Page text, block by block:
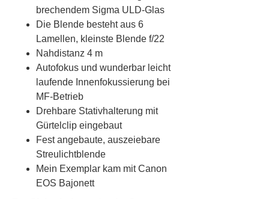
brechendem Sigma ULD-Glas
Die Blende besteht aus 6
Lamellen, kleinste Blende f/22
Nahdistanz 4 m
Autofokus und wunderbar leicht
laufende Innenfokussierung bei
MF-Betrieb
Drehbare Stativhalterung mit
Gürtelclip eingebaut
Fest angebaute, auszeiebare
Streulichtblende
Mein Exemplar kam mit Canon
EOS Bajonett